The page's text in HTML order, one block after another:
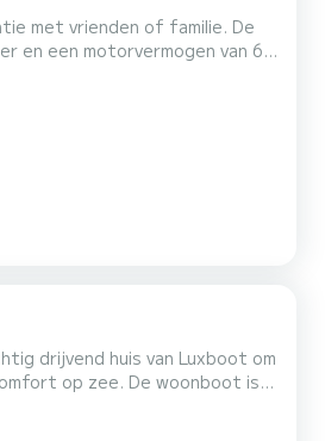
met vrienden of familie. De
en een motorvermogen van 60
drijvend huis van Luxboot om
De woonboot is
Floating